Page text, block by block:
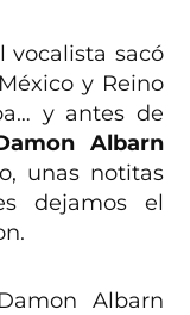
sacó
y Reino
y antes de
Albarn
unas notitas
dejamos el
Albarn